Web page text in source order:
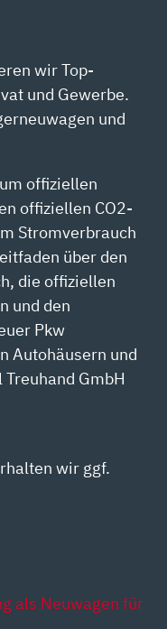
wir Top-
und Gewerbe.
und
offiziellen
offiziellen CO2-
Stromverbrauch
über den
die offiziellen
und den
Pkw
Autohäusern und
GmbH
wir ggf.
als Neuwagen für